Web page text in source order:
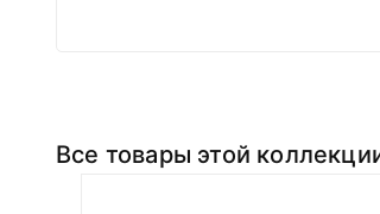
Все товары этой